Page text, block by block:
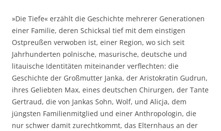
»Die Tiefe« erzählt die Geschichte mehrerer Generationen
einer Familie, deren Schicksal tief mit dem einstigen
Ostpreußen verwoben ist, einer Region, wo sich seit
Jahrhunderten polnische, masurische, deutsche und
litauische Identitäten miteinander verflechten: die
Geschichte der Großmutter Janka, der Aristokratin Gudrun,
ihres Geliebten Max, eines deutschen Chirurgen, der Tante
Gertraud, die von Jankas Sohn, Wolf, und Alicja, dem
jüngsten Familienmitglied und einer Anthropologin, die
nur schwer damit zurechtkommt, das Elternhaus an der